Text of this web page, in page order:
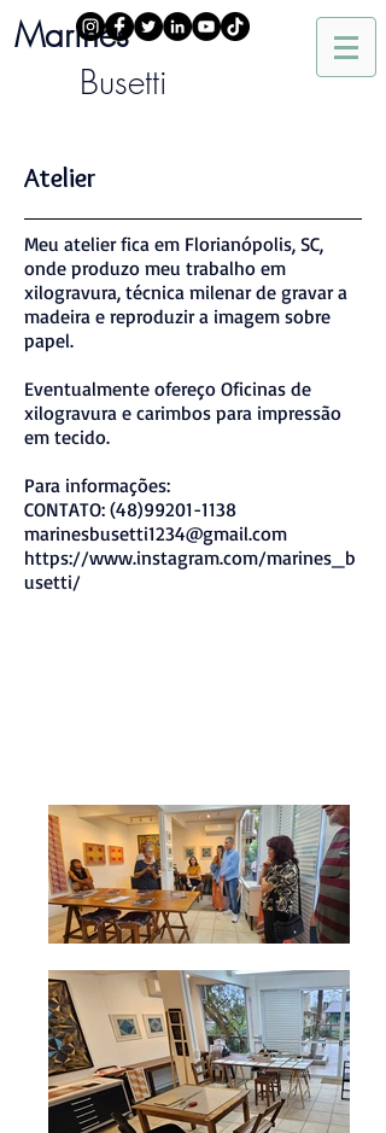
Marinês
Busetti
Atelier
Meu atelier fica em Florianópolis, SC,
onde produzo meu trabalho em
xilogravura, técnica milenar de gravar a
madeira e reproduzir a imagem sobre
papel.
Eventualmente ofereço Oficinas de
xilogravura e carimbos para impressão
em tecido.
Para informações:
CONTATO: (48)99201-1138
marinesbusetti1234@gmail.com
https://www.instagram.com/marines_b
usetti/